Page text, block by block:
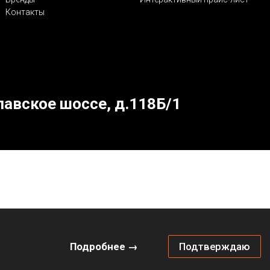
Подробнее → Подтверждаю
Контакты
шоссе, д.118Б/1